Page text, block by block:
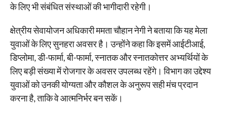
के लिए भी संबंधित संस्थाओं की भागीदारी रहेगी।
क्षेत्रीय सेवायोजन अधिकारी ममता चौहान नेगी ने बताया कि यह मेला
युवाओं के लिए सुनहरा अवसर है। उन्होंने कहा कि इसमें आईटीआई,
डिप्लोमा, डी-फार्मा, बी-फार्मा, स्नातक और स्नातकोत्तर अभ्यर्थियों के
लिए बड़ी संख्या में रोजगार के अवसर उपलब्ध रहेंगे। विभाग का उद्देश्य
युवाओं को उनकी योग्यता और कौशल के अनुरूप सही मंच प्रदान
करना है, ताकि वे आत्मनिर्भर बन सकें।